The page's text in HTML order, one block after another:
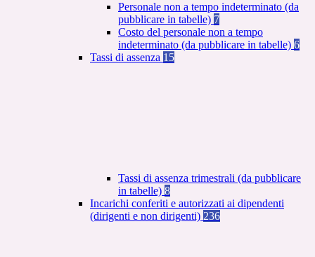
Personale non a tempo indeterminato (da
pubblicare in tabelle) 7
Costo del personale non a tempo
indeterminato (da pubblicare in tabelle) 6
Tassi di assenza 15
Tassi di assenza trimestrali (da pubblicare
in tabelle) 8
Incarichi conferiti e autorizzati ai dipendenti
(dirigenti e non dirigenti) 236